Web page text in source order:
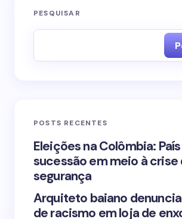
O seu endereço de e-mail não será
Your Comment *
PESQUISAR
POSTS RECENTES
Eleições na Colômbia:
sucessão em meio à crise
segurança
Arquiteto baiano
de racismo em loja de